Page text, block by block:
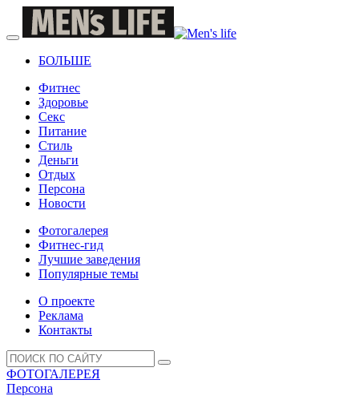
БОЛЬШЕ
Фитнес
Здоровье
Секс
Питание
Стиль
Деньги
Отдых
Персона
Новости
Фотогалерея
Фитнес-гид
Лучшие заведения
Популярные темы
О проекте
Реклама
Контакты
ФОТОГАЛЕРЕЯ
Персона